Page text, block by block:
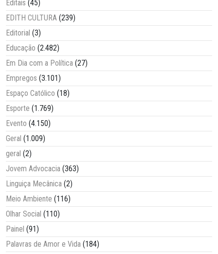
Editais (45)
EDITH CULTURA (239)
Editorial (3)
Educação (2.482)
Em Dia com a Política (27)
Empregos (3.101)
Espaço Católico (18)
Esporte (1.769)
Evento (4.150)
Geral (1.009)
geral (2)
Jovem Advocacia (363)
Linguiça Mecânica (2)
Meio Ambiente (116)
Olhar Social (110)
Painel (91)
Palavras de Amor e Vida (184)